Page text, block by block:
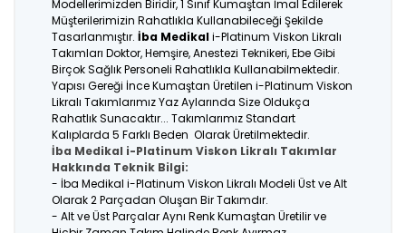
Modellerimizden Biridir, 1 Sınıf Kumaştan İmal Edilerek
Müşterilerimizin Rahatlıkla Kullanabileceği Şekilde
Tasarlanmıştır. İba Medikali-Platinum Viskon Likralı
Takımları Doktor, Hemşire, Anestezi Teknikeri, Ebe Gibi
Birçok Sağlık Personeli Rahatlıkla Kullanabilmektedir.
Yapısı Gereği İnce Kumaştan Üretilen i-Platinum Viskon
Likralı Takımlarımız Yaz Aylarında Size Oldukça
Rahatlık Sunacaktır... Takımlarımız Standart
Kalıplarda 5 Farklı Beden Olarak Üretilmektedir.
İba Medikal i-Platinum Viskon Likralı Takımlar
Hakkında Teknik Bilgi:
- İba Medikal i-Platinum Viskon Likralı Modeli Üst ve Alt
Olarak 2 Parçadan Oluşan Bir Takımdır.
- Alt ve Üst Parçalar Aynı Renk Kumaştan Üretilir ve